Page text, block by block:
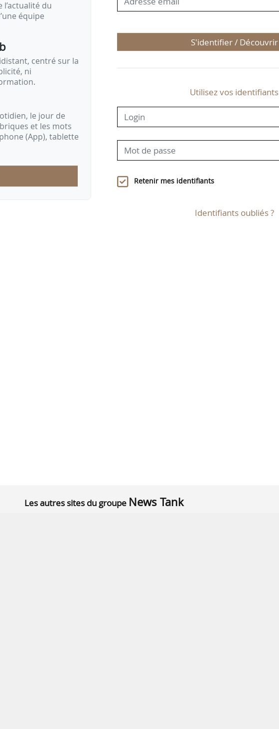
du
équipe
centré sur la
ni
le jour de
et les mots
(App), tablette
S'identifier / Découvrir
Utilisez vos identifiants
Retenir mes identifiants
Identifiants oubliés ?
Les autres sites du groupe News Tank